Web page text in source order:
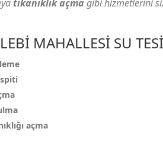
tıkanıklık açma gibi hizmetlerini
MAHALLESI SU
açma